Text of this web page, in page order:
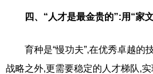
四、“人才是最金贵的”:用“家
育种是“慢功夫”,在优秀卓越的
战略之外,更需要稳定的人才梯队,